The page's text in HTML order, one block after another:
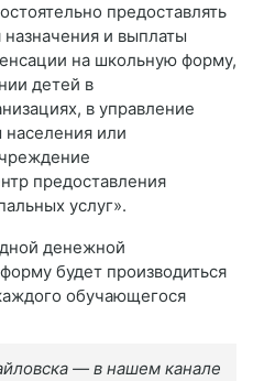
предоставлять
и выплаты
на школьную форму,
детей в
в управление
или
предоставления
услуг».
денежной
будет производиться
обучающегося
— в нашем канале